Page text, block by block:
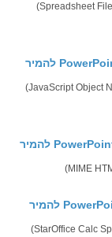
(Spreadsheet
(JavaScript Object
(MIME
(StarOffice Calc